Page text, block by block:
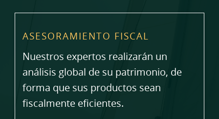
ASESORAMIENTO FISCAL
Nuestros expertos realizarán un
análisis global de su patrimonio, de
forma que sus productos sean
fiscalmente eficientes.